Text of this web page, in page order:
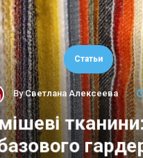
Статьи
ByСветлана Алексеева